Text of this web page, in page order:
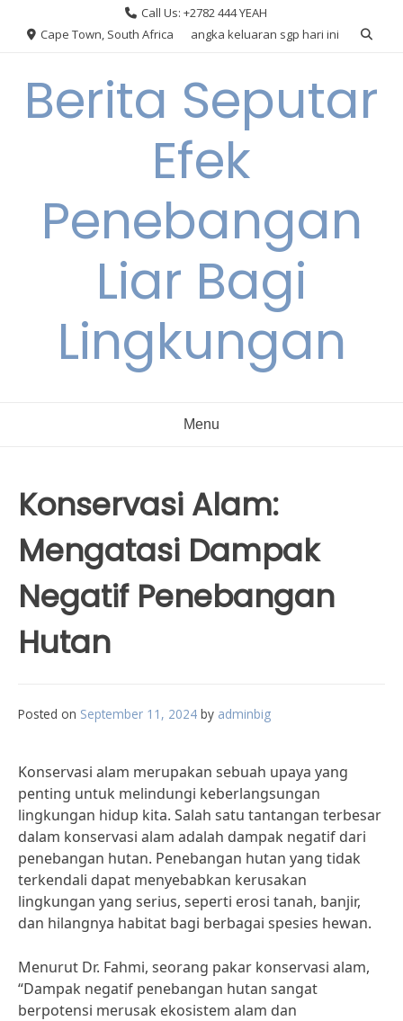
Call Us: +2782 444 YEAH
Cape Town, South Africa
angka keluaran sgp hari ini
Berita Seputar
Efek
Penebangan
Liar Bagi
Lingkungan
Menu
Konservasi Alam:
Mengatasi Dampak
Negatif Penebangan
Hutan
Posted on September 11, 2024 by adminbig
Konservasi alam merupakan sebuah upaya yang
penting untuk melindungi keberlangsungan
lingkungan hidup kita. Salah satu tantangan terbesar
dalam konservasi alam adalah dampak negatif dari
penebangan hutan. Penebangan hutan yang tidak
terkendali dapat menyebabkan kerusakan
lingkungan yang serius, seperti erosi tanah, banjir,
dan hilangnya habitat bagi berbagai spesies hewan.
Menurut Dr. Fahmi, seorang pakar konservasi alam,
“Dampak negatif penebangan hutan sangat
berpotensi merusak ekosistem alam dan